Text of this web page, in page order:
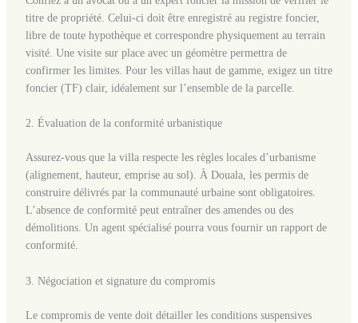
titre de propriété. Celui-ci doit être enregistré au registre foncier,
libre de toute hypothèque et correspondre physiquement au terrain
visité. Une visite sur place avec un géomètre permettra de
confirmer les limites. Pour les villas haut de gamme, exigez un titre
foncier (TF) clair, idéalement sur l’ensemble de la parcelle.
2. Évaluation de la conformité urbanistique
Assurez-vous que la villa respecte les règles locales d’urbanisme
(alignement, hauteur, emprise au sol). À Douala, les permis de
construire délivrés par la communauté urbaine sont obligatoires.
L’absence de conformité peut entraîner des amendes ou des
démolitions. Un agent spécialisé pourra vous fournir un rapport de
conformité.
3. Négociation et signature du compromis
Le compromis de vente doit détailler les conditions suspensives